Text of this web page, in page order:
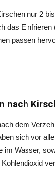
nur 2
das
passen
nach
dem
sich vor
im Wasser,